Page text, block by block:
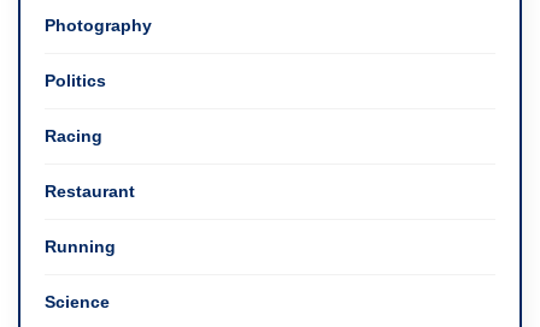
Photography
Politics
Racing
Restaurant
Running
Science